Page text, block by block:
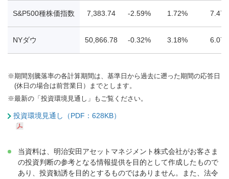
S&P500種株価指数 7,383.74 -2.59% 1.72%
NYダウ 50,866.78 -0.32% 3.18%
※期間別騰落率の各計算期間は、基準日から過去に遡った期間の応答日
(休日の場合は前営業日）までとします。
※最新の「投資環境見通し」もご覧ください。
投資環境見通し（PDF：628KB）
当資料は、明治安田アセットマネジメント株式会社がお客さま
の投資判断の参考となる情報提供を目的として作成したもので
あり、投資勧誘を目的とするものではありません。また、法令